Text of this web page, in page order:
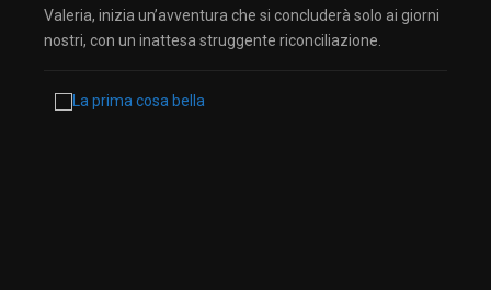
Valeria, inizia un’avventura che si concluderà solo ai giorni
nostri, con un inattesa struggente riconciliazione.